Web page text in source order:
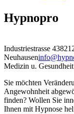
Hypnopro
Industriestrasse 43
Neuhausen
Medizin u. Gesundheit
Sie möchten
Angewohnheit
finden? Wollen Sie
Ihnen mit Hypnose